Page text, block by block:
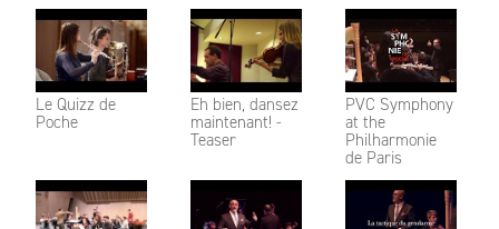
Le Quizz de
Poche
Eh bien, dansez
maintenant! -
Teaser
PVC Symphony
at the
Philharmonie
de Paris